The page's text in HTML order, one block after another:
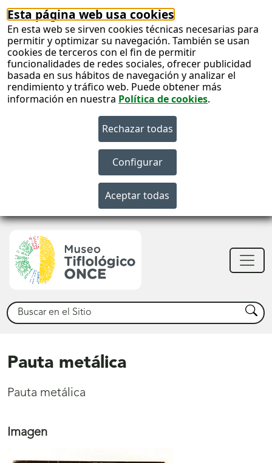
Esta página web usa cookies
En esta web se sirven cookies técnicas necesarias para
permitir y optimizar su navegación. También se usan
cookies de terceros con el fin de permitir
funcionalidades de redes sociales, ofrecer publicidad
basada en sus hábitos de navegación y analizar el
rendimiento y tráfico web. Puede obtener más
información en nuestra Política de cookies.
Buscar Buscar
Pauta metálica
Pauta metálica
Imagen